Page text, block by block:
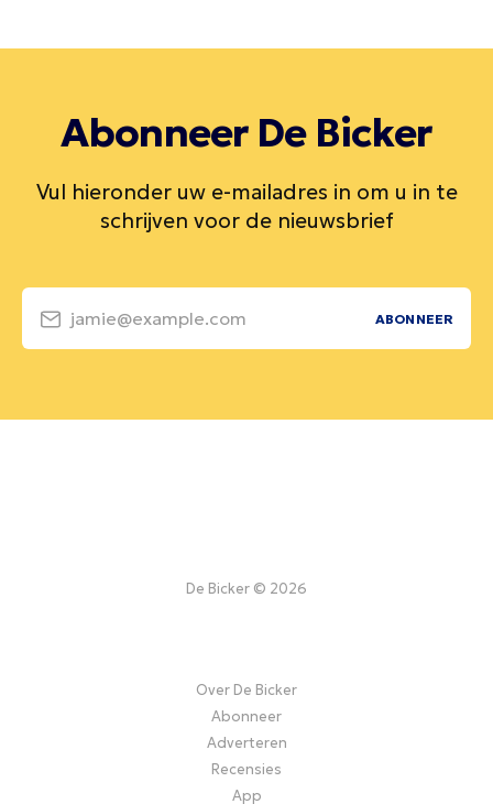
Abonneer De Bicker
Vul hieronder uw e-mailadres in om u in te
schrijven voor de nieuwsbrief
jamie@example.com ABONNEER
De Bicker © 2026
Over De Bicker
Abonneer
Adverteren
Recensies
App